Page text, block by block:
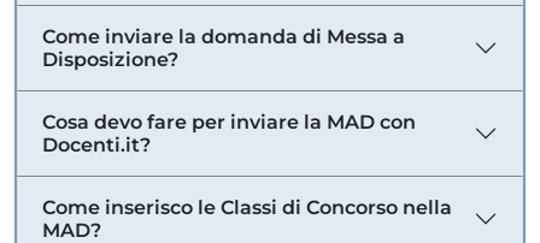
Come inviare la domanda di Messa a
Disposizione?
Cosa devo fare per inviare la MAD con
Docenti.it?
Come inserisco le Classi di Concorso nella
MAD?